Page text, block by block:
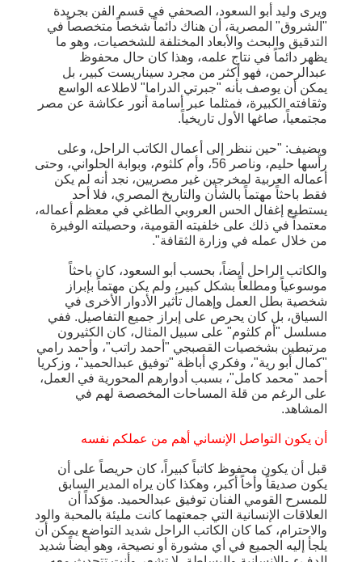
ويرى وليد أبو السعود، الصحفي في قسم الفن بجريدة
"الشروق" المصرية، أن هناك دائماً شخصاً متخصصاً في
التدقيق والبحث والأبعاد المختلفة للشخصيات، وهو ما
يظهر دائماً في نتاج علمه، وهذا كان حال محفوظ
عبدالرحمن، فهو أكثر من مجرد سيناريست كبير، بل
يمكن أن يوصف بأنه "جبرتي الدراما" لاطلاعه الواسع
وثقافته الكبيرة، فمثلما عبر أسامة أنور عكاشة عن مصر
مجتمعياً، صاغها الأول تاريخياً.
ويضيف: "حين ننظر إلى أعمال الكاتب الراحل، وعلى
رأسها حليم، وناصر 56، وأم كلثوم، وبوابة الحلواني، وحتى
أعماله العربية لمخرجين غير مصريين، نجد أنه لم يكن
فقط باحثاً مهتماً بالشأن والتاريخ المصري، فلا أحد
يستطيع إغفال الحس العروبي الطاغي في معظم أعماله،
معتمداً في ذلك على خلفيته القومية، وحصيلته الوفيرة
من خلال عمله في وزارة الثقافة".
والكاتب الراحل أيضاً، بحسب أبو السعود، كان باحثاً
موسوعياً ومطلعاً بشكل كبير، ولم يكن مهتماً بإبراز
شخصية بطل العمل وإهمال تأثير الأدوار الأخرى في
السياق، بل كان يحرص على إبراز جميع التفاصيل. ففي
مسلسل "أم كلثوم" على سبيل المثال، كان الكثيرون
مرتبطين بشخصيات القصبجي "أحمد راتب"، وأحمد رامي
"كمال أبو رية"، وفكري أباظة "توفيق عبدالحميد"، وزكريا
أحمد "محمد كامل"، بسبب أدوارهم المحورية في العمل،
على الرغم من قلة المساحات المخصصة لهم في
المشاهد.
أن يكون التواصل الإنساني أهم من عملكم نفسه
قبل أن يكون محفوظ كاتباً كبيراً، كان حريصاً على أن
يكون صديقاً وأخاً أكبر، وهكذا كان يراه المدير السابق
للمسرح القومي الفنان توفيق عبدالحميد. مؤكداً أن
العلاقات الإنسانية التي جمعتهما كانت مليئة بالمحبة والود
والاحترام، كما كان الكاتب الراحل شديد التواضع يمكن أن
يلجأ إليه الجميع في أي مشورة أو نصيحة، وهو أيضاً شديد